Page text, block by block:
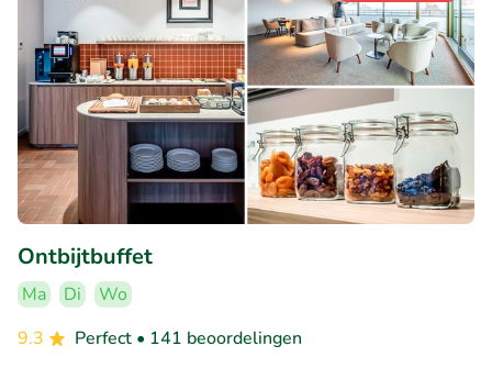
Ontbijtbuffet
Ma Di
Wo
9.3
Perfect • 141 beoordelingen